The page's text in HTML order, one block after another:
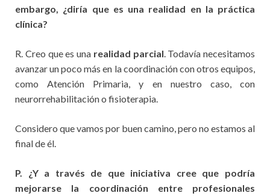
embargo, ¿diría que es una realidad en la práctica
clínica?
R. Creo que es una realidad parcial . Todavía necesitamos
avanzar un poco más en la coordinación con otros equipos,
como Atención Primaria, y en nuestro caso, con
neurorrehabilitación o fisioterapia.
Considero que vamos por buen camino, pero no estamos al
final de él.
P. ¿Y a través de que iniciativa cree que podría
mejorarse la coordinación entre profesionales